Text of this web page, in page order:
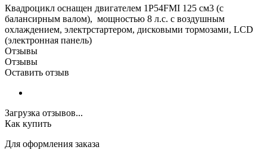
Квадроцикл оснащен двигателем 1P54FMI 125 см3 (с
балансирным валом), мощностью 8 л.с. c воздушным
охлаждением, электрстартером, дисковыми тормозами, LCD
(электронная панель)
Отзывы
Отзывы
Оставить отзыв
Загрузка отзывов...
Как купить
Для оформления заказа